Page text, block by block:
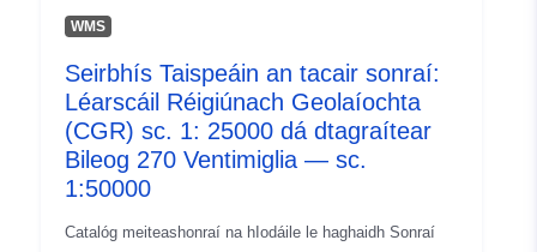
Clóscríobh: Polygon
Aitheantóirí: https://geoportal.regione.liguria.it/
uriRef:
http://data.europa.eu/88u/dataset/
WMS
Seirbhís Taispeáin an tacair sonraí:
Léarscáil Réigiúnach Geolaíochta
(CGR) sc. 1: 25000 dá dtagraítear
Bileog 270 Ventimiglia — sc.
1:50000
Catalóg meiteashonraí na hIodáile le haghaidh Sonraí